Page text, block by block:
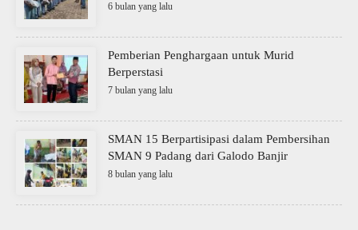
6 bulan yang lalu
Pemberian Penghargaan untuk Murid
Berperstasi
7 bulan yang lalu
SMAN 15 Berpartisipasi dalam Pembersihan
SMAN 9 Padang dari Galodo Banjir
8 bulan yang lalu